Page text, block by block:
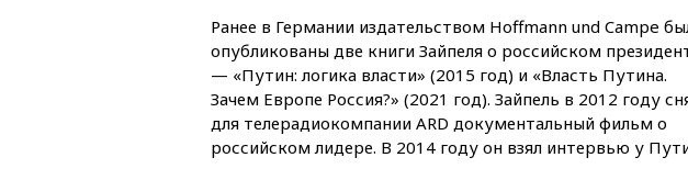
Ранее в Германии издательством Hoffmann und Campe
опубликованы две книги Зайпеля о российском
— «Путин: логика власти» (2015 год) и «Власть Путина.
Зачем Европе Россия?» (2021 год). Зайпель в 2012 году
для телерадиокомпании ARD документальный фильм о
российском лидере. В 2014 году он взял интервью у